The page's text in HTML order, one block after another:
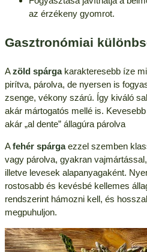
az érzékeny gyomrot.
Gasztronómiai
Azöld spárgakarakteresebb íze
pirítva, párolva, de nyersen is
zsenge, vékony szárú. Így kiváló
akár mártogatós mellé is.
akár „al dente” állagúra párolva
Afehér spárgaezzel szemben
vagy párolva, gyakran
illetve levesek alapanyagaként.
rostosabb és kevésbé kellemes
rendszerint hámozni kell, és
megpuhuljon.